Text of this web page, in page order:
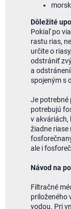
Dôležité
Pokiaľ po
rastu rias,
určite o
odstrániť
a
spojeným s
Je potrebné
potrebujú
v akváriách,
žiadne riase
ale i
Návod na
Filtračné
priloženého
vodou. Pri